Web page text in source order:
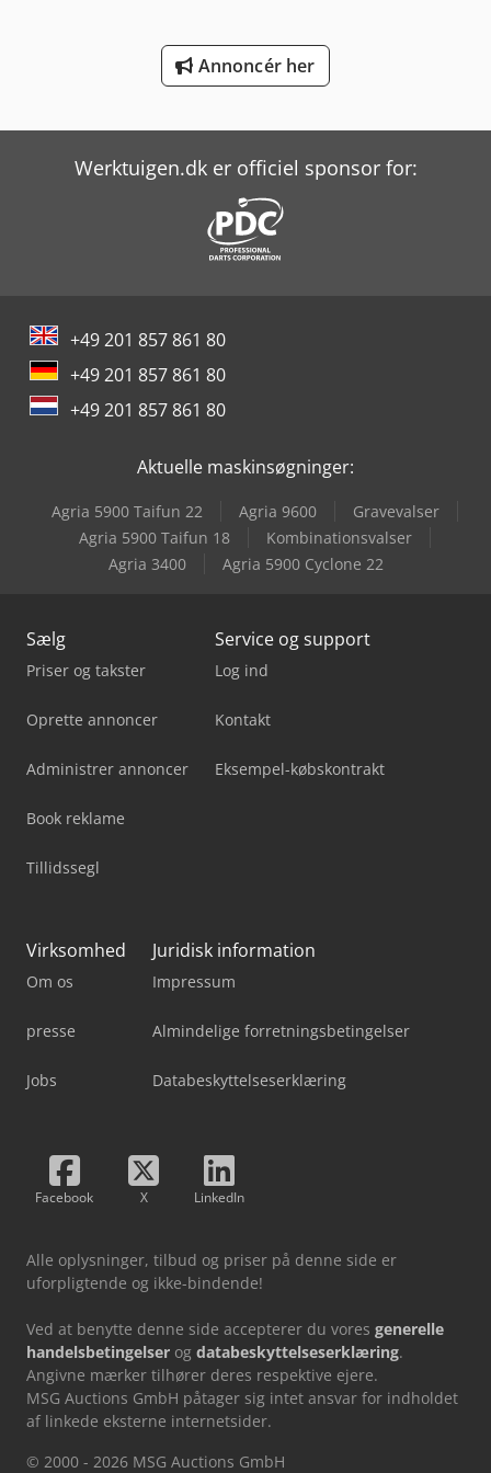
Volvo Fm 300
Annoncér her
Werktuigen.dk er officiel sponsor for:
+49 201 857 861 80
+49 201 857 861 80
+49 201 857 861 80
Aktuelle maskinsøgninger:
Agria 5900 Taifun 22 Agria 9600
Gravevalser
Agria 5900 Taifun 18
Kombinationsvalser
Agria 3400
Agria 5900 Cyclone 22
Sælg
Priser og takster
Oprette annoncer
Administrer annoncer
Book reklame
Tillidssegl
Service og support
Log ind
Kontakt
Eksempel-købskontrakt
Virksomhed
Om os
presse
Jobs
Juridisk information
Impressum
Almindelige forretningsbetingelser
Databeskyttelseserklæring
Facebook X LinkedIn
Alle oplysninger, tilbud og priser på denne side er
uforpligtende og ikke-bindende!
Ved at benytte denne side accepterer du vores generelle
handelsbetingelser og databeskyttelseserklæring.
Angivne mærker tilhører deres respektive ejere.
MSG Auctions GmbH påtager sig intet ansvar for indholdet
af linkede eksterne internetsider.
© 2000 - 2026 MSG Auctions GmbH